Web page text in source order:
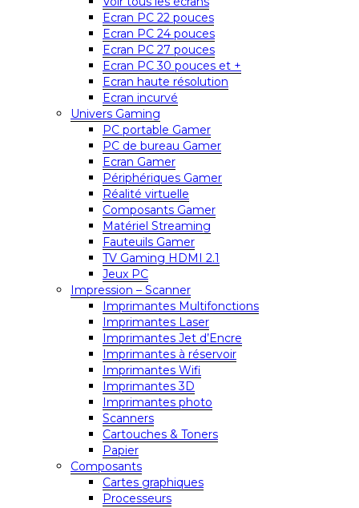
Ecran PC 22 pouces
Ecran PC 24 pouces
Ecran PC 27 pouces
Ecran PC 30 pouces et +
Ecran haute résolution
Ecran incurvé
Univers Gaming
PC portable Gamer
PC de bureau Gamer
Ecran Gamer
Périphériques Gamer
Réalité virtuelle
Composants Gamer
Matériel Streaming
Fauteuils Gamer
TV Gaming HDMI 2.1
Jeux PC
Impression – Scanner
Imprimantes Multifonctions
Imprimantes Laser
Imprimantes Jet d’Encre
Imprimantes à réservoir
Imprimantes Wifi
Imprimantes 3D
Imprimantes photo
Scanners
Cartouches & Toners
Papier
Composants
Cartes graphiques
Processeurs